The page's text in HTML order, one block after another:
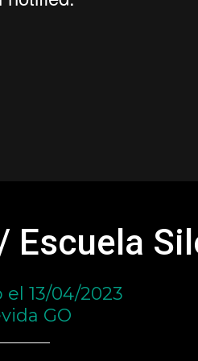
Escuela
13/04/2023
GO